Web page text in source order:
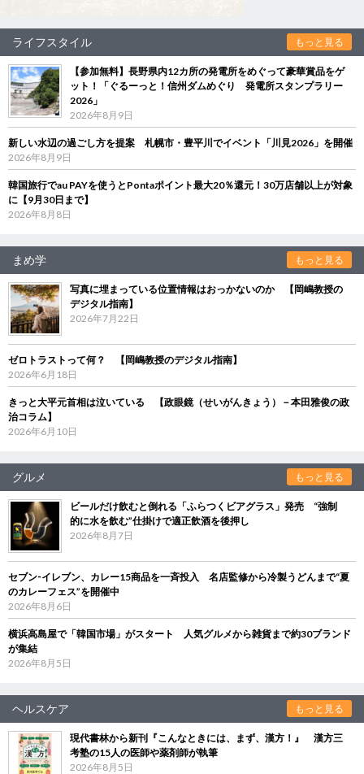
ライフスタイル もっと見る
【参加無料】長野県内12カ所の発電所をめぐって豪華賞品をゲ
ット！「ぐるーっと！信州ダムめぐり 発電所スタンプラリー
2026」
2026年8月9日
新しい水辺の過ごし方を提案 札幌市・豊平川でイベント「川見2026」を開催
2026年8月9日
韓国旅行でau PAYを使うとPontaポイント最大20％還元！30万店舗以上が対象
に【9月30日まで】
2026年8月8日
まめ学 もっと見る
写真に埋まっている位置情報はおっかないのか 【岡嶋教授の
デジタル指南】
2026年7月22日
ゼロトラストって何？ 【岡嶋教授のデジタル指南】
2026年6月18日
きっと大平元首相は泣いている 【政眼鏡（せいがんきょう）－本田雅俊の政
治コラム】
2026年6月10日
グルメ もっと見る
ビールだけ飲むと倒れる「ふらつくビアグラス」発売 “強制
的に水を飲む”仕掛けで適正飲酒を後押し
2026年8月7日
セブン‐イレブン、カレー15商品を一斉投入 名店監修から冷製うどんまで“夏
のカレーフェス”を開催中
2026年8月6日
横浜高島屋で「韓国市場」がスタート 人気グルメから雑貨まで約30ブランド
が集結
2026年8月5日
ヘルスケア もっと見る
現代書林から新刊『こんなときには、まず、漢方！』 漢方三
考塾の15人の医師や薬剤師が執筆
2026年8月5日